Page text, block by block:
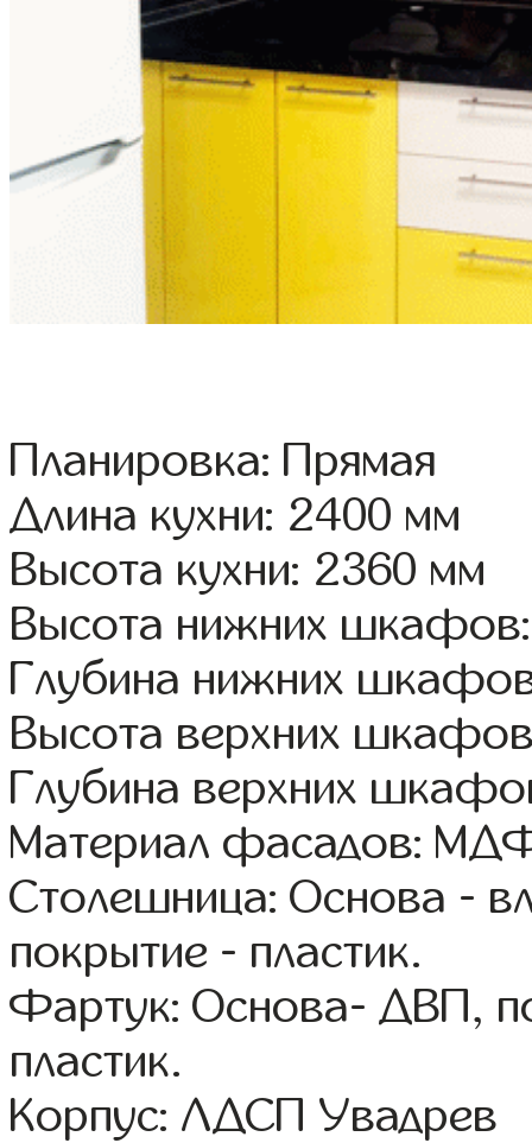
Планировка: Прямая
Длина кухни: 2400 мм
Высота кухни: 2360 мм
Высота нижних
Глубина нижних
Высота верхних
Глубина верхних
Материал фасадов:
Столешница: Основа -
покрытие - пластик.
Фартук: Основа- ДВП,
пластик.
Корпус: ЛДСП Увадрев